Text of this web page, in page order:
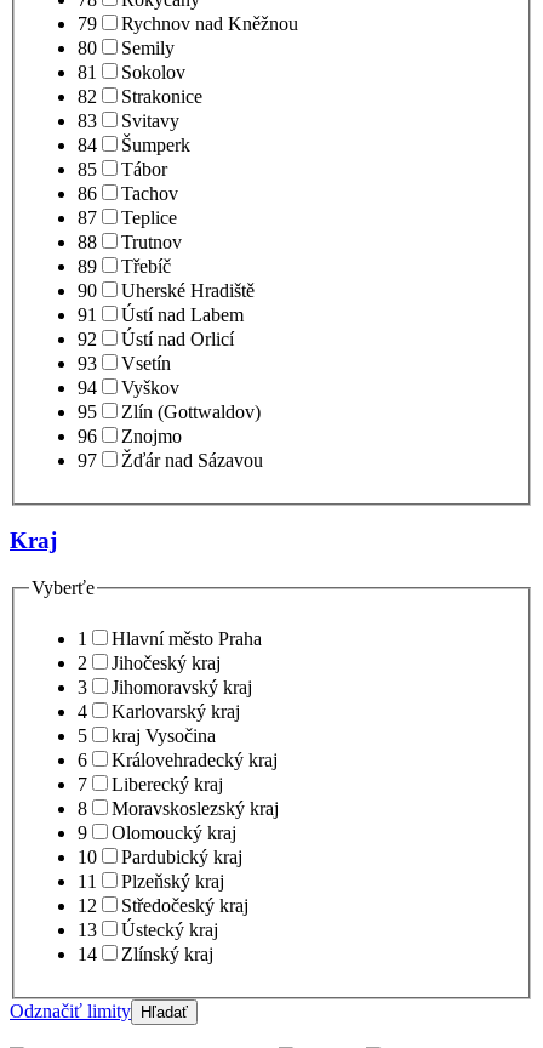
79
Rychnov nad Kněžnou
80
Semily
81
Sokolov
82
Strakonice
83
Svitavy
84
Šumperk
85
Tábor
86
Tachov
87
Teplice
88
Trutnov
89
Třebíč
90
Uherské Hradiště
91
Ústí nad Labem
92
Ústí nad Orlicí
93
Vsetín
94
Vyškov
95
Zlín (Gottwaldov)
96
Znojmo
97
Žďár nad Sázavou
Kraj
Vyberťe
1
Hlavní město Praha
2
Jihočeský kraj
3
Jihomoravský kraj
4
Karlovarský kraj
5
kraj Vysočina
6
Královehradecký kraj
7
Liberecký kraj
8
Moravskoslezský kraj
9
Olomoucký kraj
10
Pardubický kraj
11
Plzeňský kraj
12
Středočeský kraj
13
Ústecký kraj
14
Zlínský kraj
Odznačiť limity Hľadať